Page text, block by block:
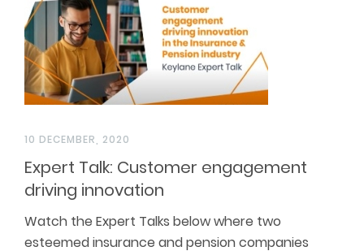
10 DECEMBER, 2020
Expert Talk: Customer engagement
driving innovation
Watch the Expert Talks below where two
esteemed insurance and pension companies